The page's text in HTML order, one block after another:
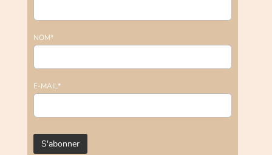
NOM*
E-MAIL*